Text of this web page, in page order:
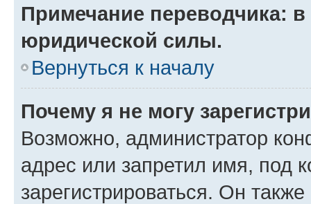
Примечание переводчика:
юридической силы.
Вернуться к началу
Почему я не могу
Возможно, администратор
адрес или запретил имя, под
зарегистрироваться. Он